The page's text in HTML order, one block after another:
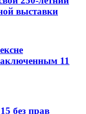
выставки
11
без прав